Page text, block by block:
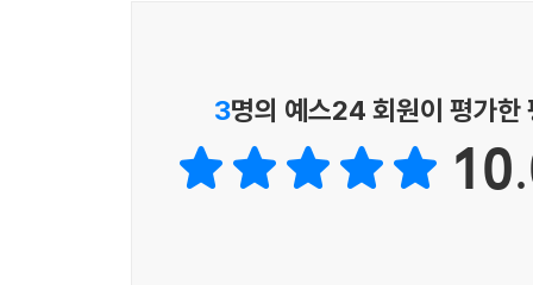
다루는 자세로 번역했다고 해도 과언이 아닐 것이
-서경호 서울대학교 중어중문학과 교수
3명의 예스24 회원이 평가한